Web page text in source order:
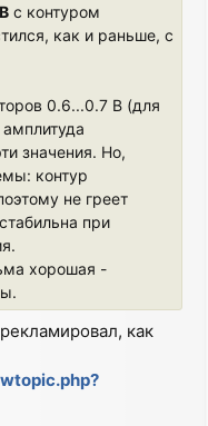
с контуром
как и раньше, с
0.6...0.7 В (для
значения. Но,
контур
не греет
при
хорошая -
как